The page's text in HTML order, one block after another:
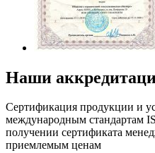
Наши
Сертификация продукции и
международным стандартам
получении сертификата
приемлемым ценам